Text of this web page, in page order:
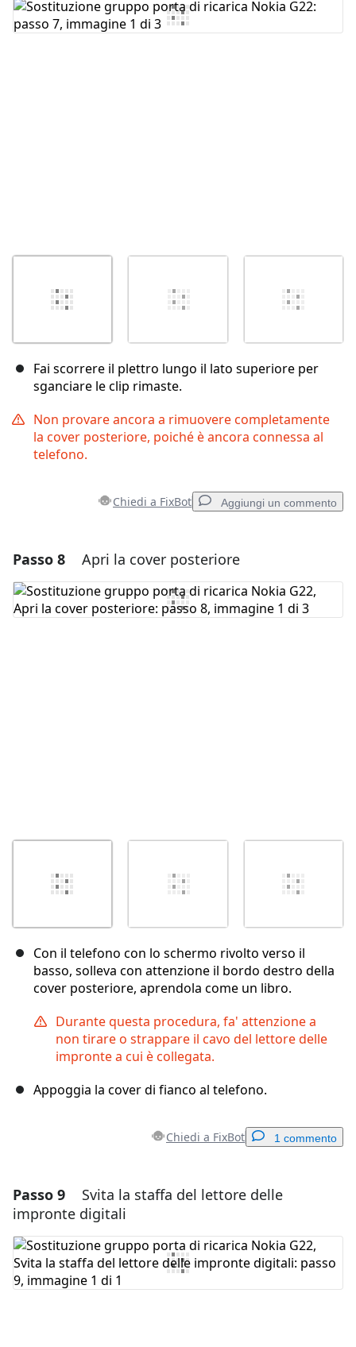
Aggiungi Commento
Fai scorrere il plettro lungo il lato superiore per
sganciare le clip rimaste.
Non provare ancora a rimuovere completamente
la cover posteriore, poiché è ancora connessa al
telefono.
Chiedi a FixBot Aggiungi un commento
Aggiungi un commento
Aggiungi Commento
Passo 8 Apri la cover posteriore
Con il telefono con lo schermo rivolto verso il
basso, solleva con attenzione il bordo destro della
cover posteriore, aprendola come un libro.
Durante questa procedura, fa' attenzione a
non tirare o strappare il cavo del lettore delle
impronte a cui è collegata.
Appoggia la cover di fianco al telefono.
Chiedi a FixBot 1 commento
Aggiungi un commento
Aggiungi Commento
Passo 9
Svita la staffa del lettore delle
impronte digitali